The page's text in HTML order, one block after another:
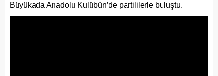
Büyükada Anadolu Kulübün’de partililerle buluştu.